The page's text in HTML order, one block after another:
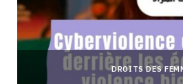
DROITS DES